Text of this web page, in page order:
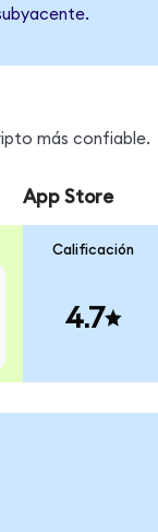
más confiable.
App Store
Calificación
4.7